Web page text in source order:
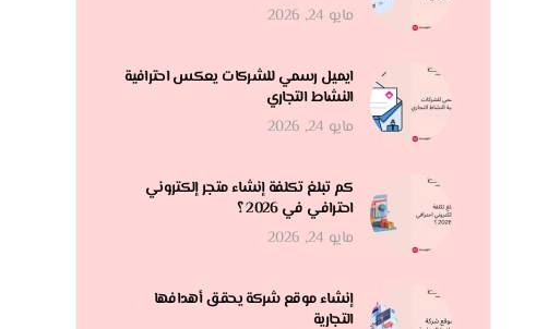
مايو 24, 2026
ايميل رسمي للشركات يعكس احترافية
النشاط التجاري
مايو 24, 2026
كم تبلغ تكلفة إنشاء متجر إلكتروني
احترافي في 2026 ؟
مايو 24, 2026
إنشاء موقع شركة يحقق أهدافها
التجارية